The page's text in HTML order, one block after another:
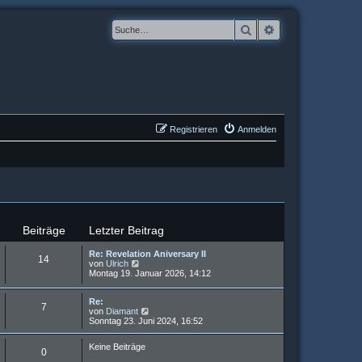
Suche
Anmelden
Registrieren
Beiträge Letzter Beitrag
14
Re: Revelation Aniversary II
von Ulrich
e
e
t
e
e
Montag 19. Januar 2026, 14:12
7
Re:
von Diamant
e
Sonntag 23. Juni 2024, 16:52
0 Keine Beiträge